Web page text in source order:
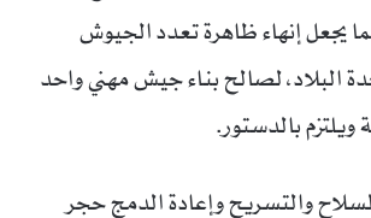
يجعل إنهاء ظاهرة تعدد الجيوش
البلاد، لصالح بناء جيش مهني واحد
بالدستور.
والتسريح وإعادة الدمج حجر